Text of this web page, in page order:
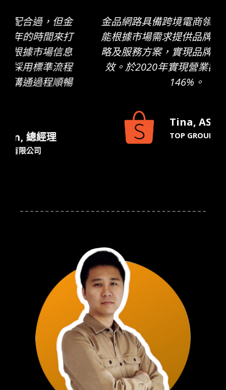
金品網路具備跨境電商領域的專業，並
能根據市場需求提供品牌完整的經營戰
略及服務方案，實現品牌跨境的運營績
效。於2020年實現營業額同期比增長
Tina, ASEAN GM
TOP GROUP